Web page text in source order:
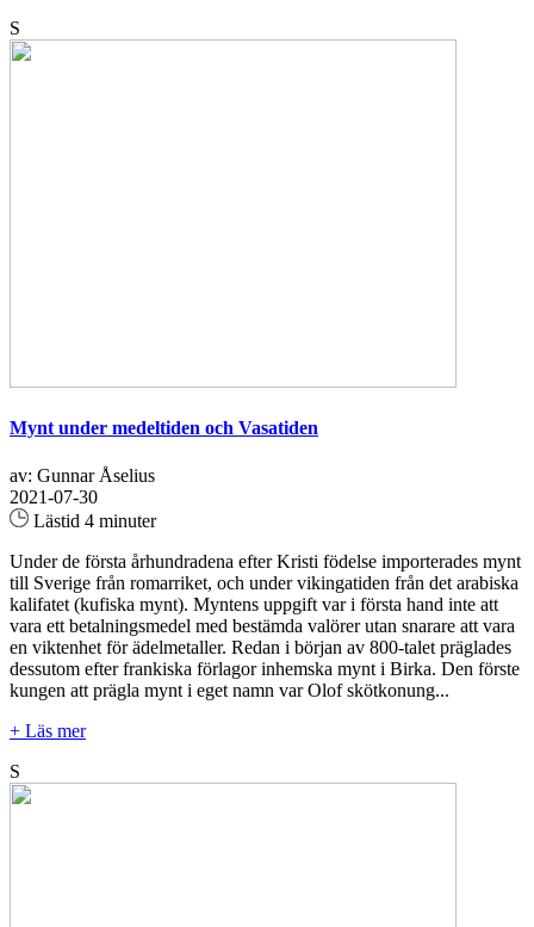
S
Mynt under medeltiden och Vasatiden
av: Gunnar Åselius
2021-07-30
Lästid 4 minuter
Under de första århundradena efter Kristi födelse importerades mynt
till Sverige från romarriket, och under vikingatiden från det arabiska
kalifatet (kufiska mynt). Myntens uppgift var i första hand inte att
vara ett betalningsmedel med bestämda valörer utan snarare att vara
en viktenhet för ädelmetaller. Redan i början av 800-talet präglades
dessutom efter frankiska förlagor inhemska mynt i Birka. Den förste
kungen att prägla mynt i eget namn var Olof skötkonung...
+ Läs mer
S